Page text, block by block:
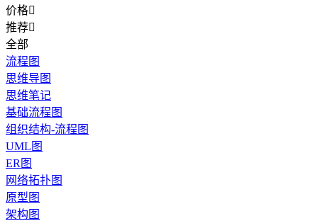
价格
推荐
全部
流程图
思维导图
思维笔记
基础流程图
组织结构-流程图
UML图
ER图
网络拓扑图
原型图
架构图